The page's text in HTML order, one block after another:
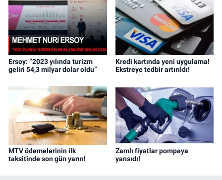
Ersoy: “2023 yılında turizm
geliri 54,3 milyar dolar oldu”
Kredi kartında yeni uygulama!
Ekstreye tedbir artırıldı!
MTV ödemelerinin ilk
taksitinde son gün yarın!
Zamlı fiyatlar pompaya
yansıdı!